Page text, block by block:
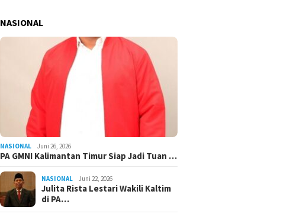
NASIONAL
NASIONAL Juni 26, 2026
PA GMNI Kalimantan Timur Siap Jadi Tuan …
NASIONAL Juni 22, 2026
Julita Rista Lestari Wakili Kaltim
di PA…